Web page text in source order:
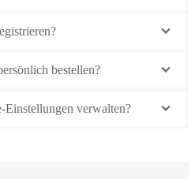
bestellen?
verwalten?